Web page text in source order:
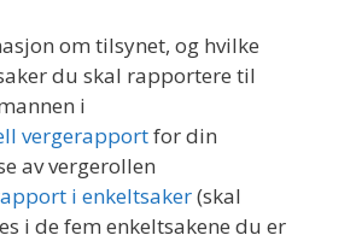
om tilsynet, og hvilke
du skal rapportere til
i
vergerapportfor din
av vergerollen
i enkeltsaker(skal
i de fem enkeltsakene du er